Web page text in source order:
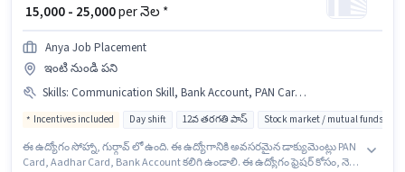
₹ 15,000 - 25,000per నెల *
Anya Job Placement
ఇంటి నుండి పని
Skills: Communication Skill, Bank Account, PAN Card, Aadhar Card, Internet Connection, Wiring
Incentives included Day shift 12వ తరగతి పాస్ Stock market / mutual funds
ఈ ఉద్యోగం సోహ్నా, గుర్గావ్ లో ఉంది. ఈ ఉద్యోగానికి అవసరమైన డాక్యుమెంట్లు PAN
Card, Aadhar Card, Bank Account కలిగి ఉండాలి. ఈ ఉద్యోగం ఫ్రెషర్ కోసం, నెల